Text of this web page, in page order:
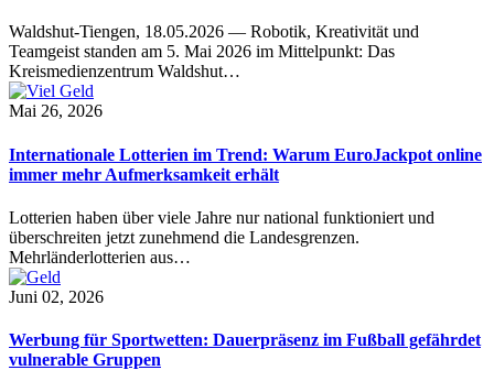
Waldshut-Tiengen, 18.05.2026 — Robotik, Kreativität und
Teamgeist standen am 5. Mai 2026 im Mittelpunkt: Das
Kreismedienzentrum Waldshut…
Mai 26, 2026
Internationale Lotterien im Trend: Warum EuroJackpot online
immer mehr Aufmerksamkeit erhält
Lotterien haben über viele Jahre nur national funktioniert und
überschreiten jetzt zunehmend die Landesgrenzen.
Mehrländerlotterien aus…
Juni 02, 2026
Werbung für Sportwetten: Dauerpräsenz im Fußball gefährdet
vulnerable Gruppen